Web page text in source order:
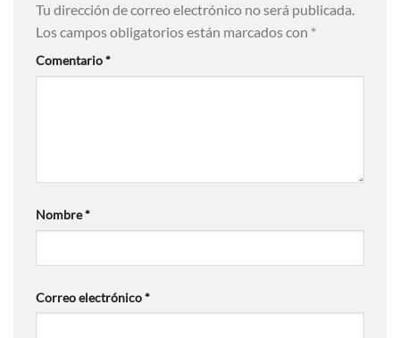
Tu dirección de correo electrónico no será publicada.
Los campos obligatorios están marcados con *
Comentario*
Nombre*
Correo electrónico*